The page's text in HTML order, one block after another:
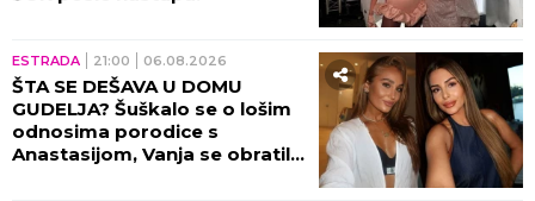
ESTRADA 21:00 06.08.2026
ŠTA SE DEŠAVA U DOMU
GUDELJA? Šuškalo se o lošim
odnosima porodice s
Anastasijom, Vanja se obratila